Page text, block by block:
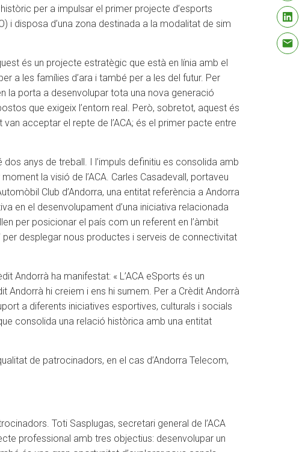
per a impulsar el primer projecte d’esports
i disposa d’una zona destinada a la modalitat de sim
és un projecte estratègic que està en línia amb el
a les famílies d’ara i també per a les del futur. Per
la porta a desenvolupar tota una nova generació
que exigeix l’entorn real. Però, sobretot, aquest és
acceptar el repte de l’ACA; és el primer pacte entre
anys de treball. I l’impuls definitiu es consolida amb
la visió de l’ACA. Carles Casadevall, portaveu
Club d’Andorra, una entitat referència a Andorra
en el desenvolupament d’una iniciativa relacionada
per posicionar el país com un referent en l’àmbit
desplegar nous productes i serveis de connectivitat
Andorrà ha manifestat: « L’ACA eSports és un
hi creiem i ens hi sumem. Per a Crèdit Andorrà
a diferents iniciatives esportives, culturals i socials
consolida una relació històrica amb una entitat
de patrocinadors, en el cas d’Andorra Telecom,
Toti Sasplugas, secretari general de l’ACA
professional amb tres objectius: desenvolupar un